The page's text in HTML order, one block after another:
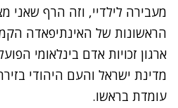
מעבירה לילדיי, וזה הרף שאני
הראשונות של האינתיפאדה
ארגון זכויות אדם בינלאומי
מדינת ישראל והעם היהודי
עומדת בראשו.